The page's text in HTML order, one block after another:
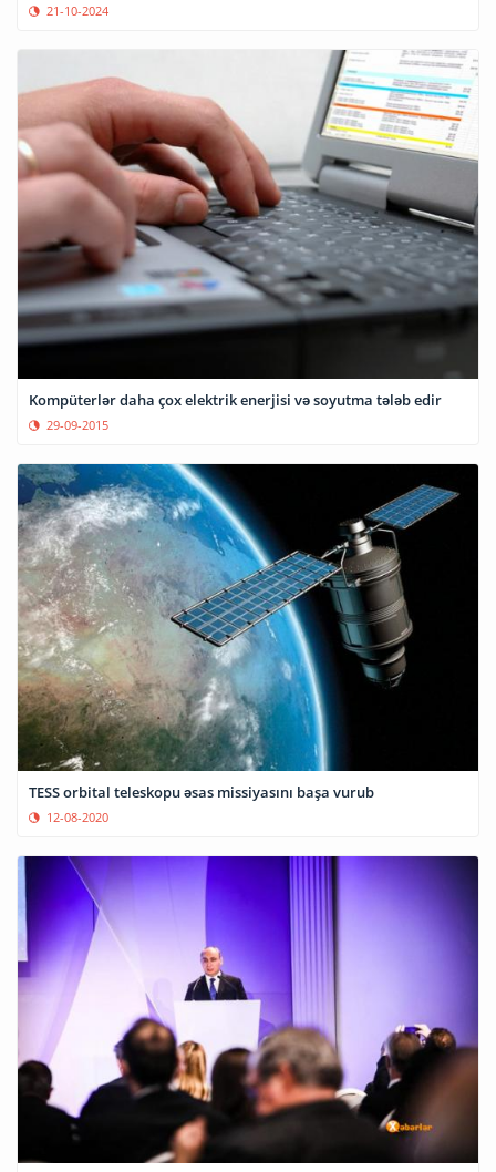
21-10-2024
Kompüterlər daha çox elektrik enerjisi və soyutma tələb edir
29-09-2015
TESS orbital teleskopu əsas missiyasını başa vurub
12-08-2020